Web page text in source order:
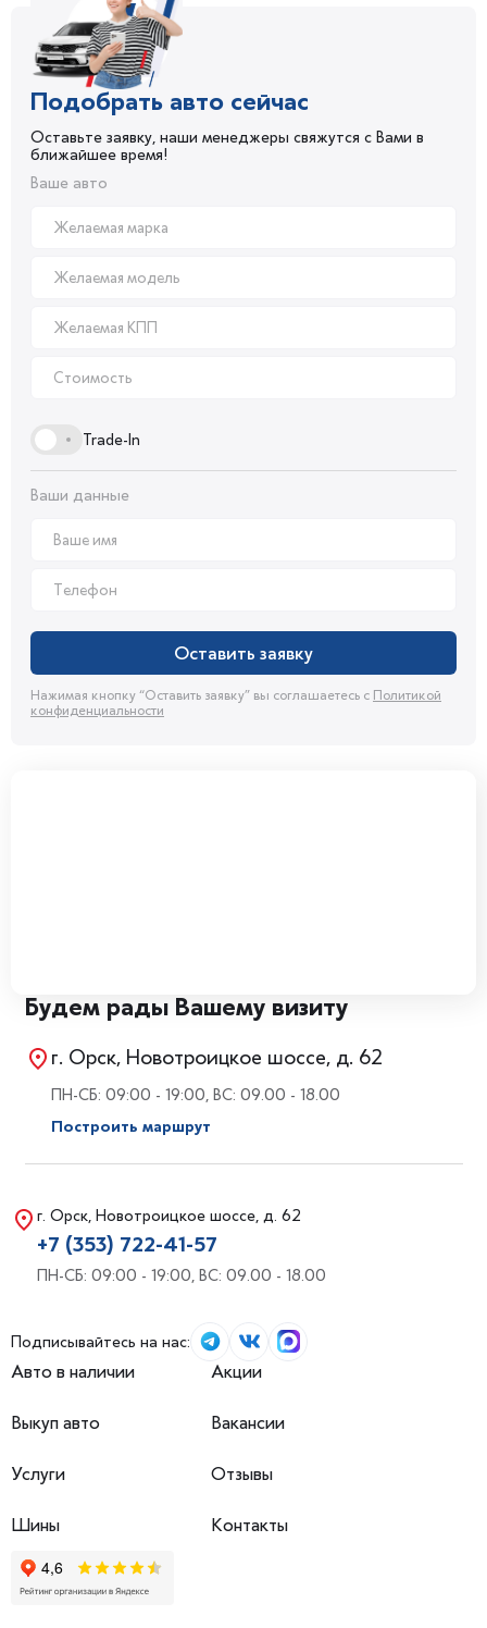
Подобрать авто сейчас
Оставьте заявку, наши менеджеры свяжутся с Вами в
ближайшее время!
Ваше авто
Trade-In
Ваши данные
Оставить заявку
Нажимая кнопку “Оставить заявку” вы соглашаетесь с Политикой
конфиденциальности
Будем рады Вашему визиту
г. Орск, Новотроицкое шоссе, д. 62
ПН-СБ: 09:00 - 19:00, ВС: 09.00 - 18.00
Построить маршрут
г. Орск, Новотроицкое шоссе, д. 62
+7 (353) 722-41-57
ПН-СБ: 09:00 - 19:00, ВС: 09.00 - 18.00
Подписывайтесь на нас:
Авто в наличии
Выкуп авто
Услуги
Шины
Акции
Вакансии
Отзывы
Контакты